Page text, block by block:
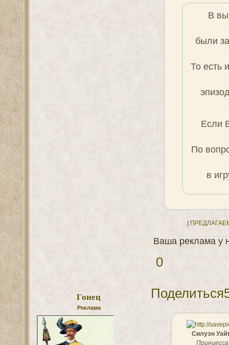
В
были
То есть
Если
По
в
|
Ваша реклама у
0
Поделиться
Гонец
Реклама
Силуэн